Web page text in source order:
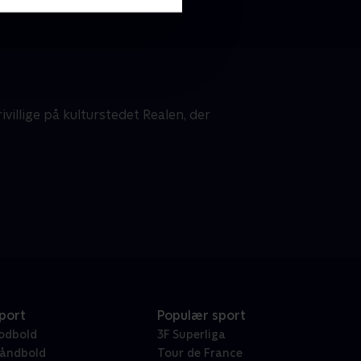
på kulturstedet Realen, der
Populær sport
3F Superliga
Tour de France